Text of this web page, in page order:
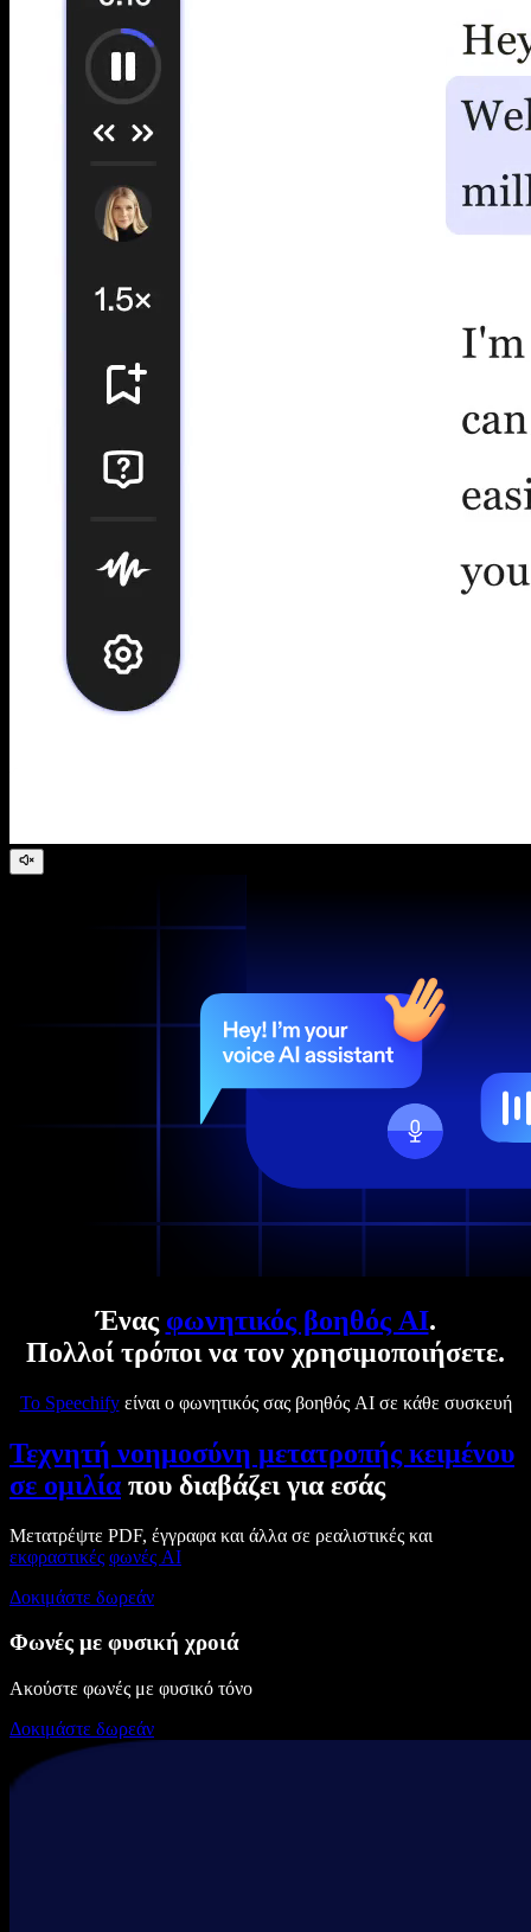
Ένας φωνητικός βοηθός AI.
Πολλοί τρόποι να τον χρησιμοποιήσετε.
Το Speechifyείναι ο φωνητικός σας βοηθός AI σε κάθε συσκευή
Τεχνητή νοημοσύνη μετατροπής κειμένου
σε ομιλία που διαβάζει για εσάς
Μετατρέψτε PDF, έγγραφα και άλλα σε ρεαλιστικές και
εκφραστικές φωνές AI
Δοκιμάστε δωρεάν
Φωνές με φυσική χροιά
Ακούστε φωνές με φυσικό τόνο
Δοκιμάστε δωρεάν